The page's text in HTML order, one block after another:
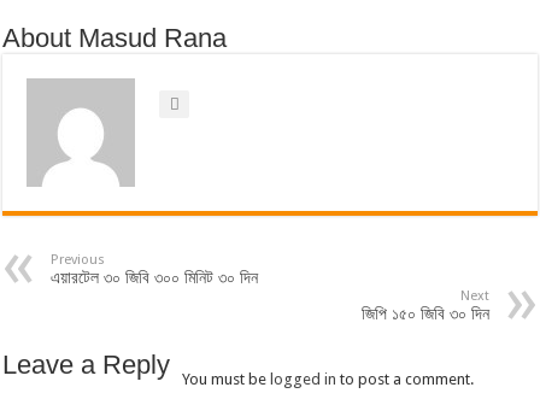
About Masud Rana
Previous
এয়ারটেল ৩০ জিবি ৩০০ মিনিট ৩০ দিন
Next
জিপি ১৫০ জিবি ৩০ ‍দিন
Leave a Reply You must be logged in to post a comment.